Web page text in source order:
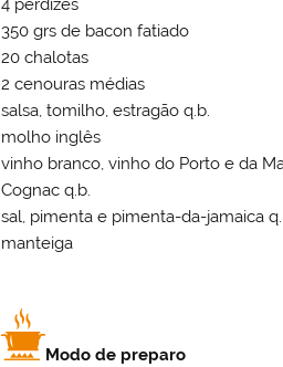
4 perdizes
350 grs de bacon fatiado
20 chalotas
2 cenouras médias
salsa, tomilho, estragão q.b.
molho inglês
vinho branco, vinho do Porto e da
Cognac q.b.
sal, pimenta e pimenta-da-jamaica
manteiga
Modo de preparo